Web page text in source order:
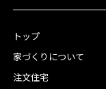
トップ
家づくりについて
注文住宅